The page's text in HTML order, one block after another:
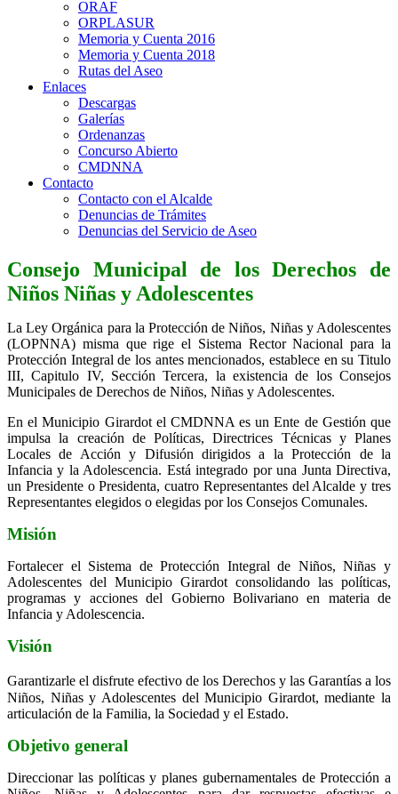
ORAF
ORPLASUR
Memoria y Cuenta 2016
Memoria y Cuenta 2018
Rutas del Aseo
Enlaces
Descargas
Galerías
Ordenanzas
Concurso Abierto
CMDNNA
Contacto
Contacto con el Alcalde
Denuncias de Trámites
Denuncias del Servicio de Aseo
Consejo Municipal de los Derechos de
Niños Niñas y Adolescentes
La Ley Orgánica para la Protección de Niños, Niñas y Adolescentes
(LOPNNA) misma que rige el Sistema Rector Nacional para la
Protección Integral de los antes mencionados, establece en su Titulo
III, Capitulo IV, Sección Tercera, la existencia de los Consejos
Municipales de Derechos de Niños, Niñas y Adolescentes.
En el Municipio Girardot el CMDNNA es un Ente de Gestión que
impulsa la creación de Políticas, Directrices Técnicas y Planes
Locales de Acción y Difusión dirigidos a la Protección de la
Infancia y la Adolescencia. Está integrado por una Junta Directiva,
un Presidente o Presidenta, cuatro Representantes del Alcalde y tres
Representantes elegidos o elegidas por los Consejos Comunales.
Misión
Fortalecer el Sistema de Protección Integral de Niños, Niñas y
Adolescentes del Municipio Girardot consolidando las políticas,
programas y acciones del Gobierno Bolivariano en materia de
Infancia y Adolescencia.
Visión
Garantizarle el disfrute efectivo de los Derechos y las Garantías a los
Niños, Niñas y Adolescentes del Municipio Girardot, mediante la
articulación de la Familia, la Sociedad y el Estado.
Objetivo general
Direccionar las políticas y planes gubernamentales de Protección a